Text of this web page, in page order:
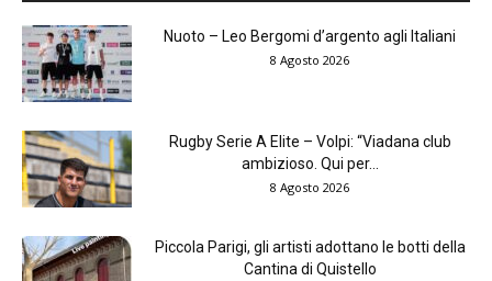
Nuoto – Leo Bergomi d’argento agli Italiani
8 Agosto 2026
Rugby Serie A Elite – Volpi: “Viadana club
ambizioso. Qui per...
8 Agosto 2026
Piccola Parigi, gli artisti adottano le botti della
Cantina di Quistello